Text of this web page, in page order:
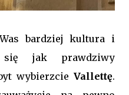
bardziej kultura i
się jak prawdziwy
wybierzcie Vallettę.